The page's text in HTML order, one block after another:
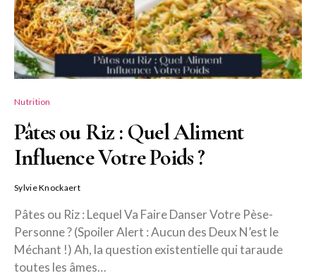
Nutrition
Pâtes ou Riz : Quel Aliment
Influence Votre Poids ?
Sylvie Knockaert
Pâtes ou Riz : Lequel Va Faire Danser Votre Pèse-
Personne ? (Spoiler Alert : Aucun des Deux N’est le
Méchant !) Ah, la question existentielle qui taraude
toutes les âmes…